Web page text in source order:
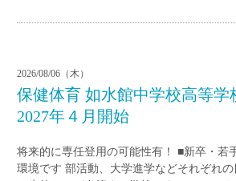
2026/08/06（木）
保健体育 如水館中学校高等学
2027年４月開始
将来的に専任登用の可能性有！ ■新卒・若
環境です 部活動、大学進学などそれぞれ